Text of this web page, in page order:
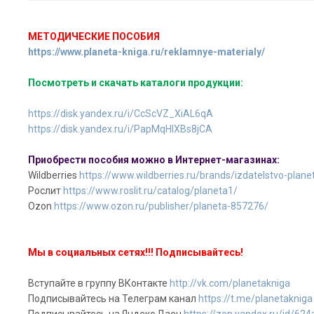
МЕТОДИЧЕСКИЕ ПОСОБИЯ
https://www.planeta-kniga.ru/reklamnye-materialy/
Посмотреть и скачать каталоги продукции:
https://disk.yandex.ru/i/CcScVZ_XiAL6qA
https://disk.yandex.ru/i/PapMqHlXBs8jCA
Приобрести пособия можно в Интернет-магазинах:
Wildberries https://www.wildberries.ru/brands/izdatelstvo-
Рослит https://www.roslit.ru/catalog/planeta1/
Ozon https://www.ozon.ru/publisher/planeta-857276/
Мы в социальных сетях!!! Подписывайтесь!
Вступайте в группу ВКонтакте http://vk.com/planetakniga
Подписывайтесь на Телеграм канал https://t.me/planetakniga